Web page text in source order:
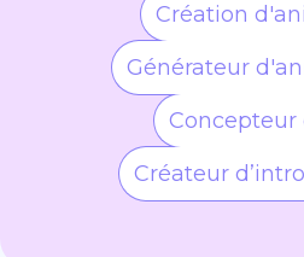
Création
Générateur
Concepteur
Créateur